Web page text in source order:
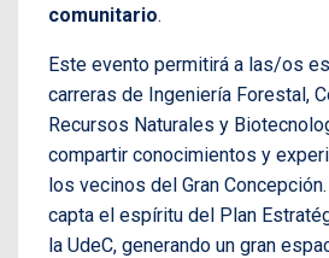
comunitario.
Este evento permitirá a las/os
carreras de Ingeniería Forestal,
Recursos Naturales y
compartir conocimientos y
los vecinos del Gran
capta el espíritu del Plan
la UdeC, generando un gran